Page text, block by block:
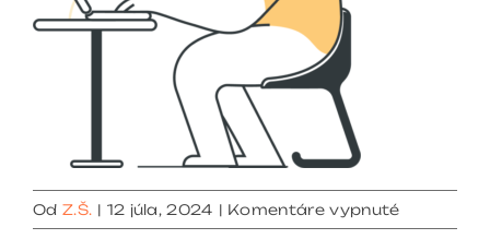
Od Z.Š. | 12 júla, 2024 | Komentáre vypnuténa
seo